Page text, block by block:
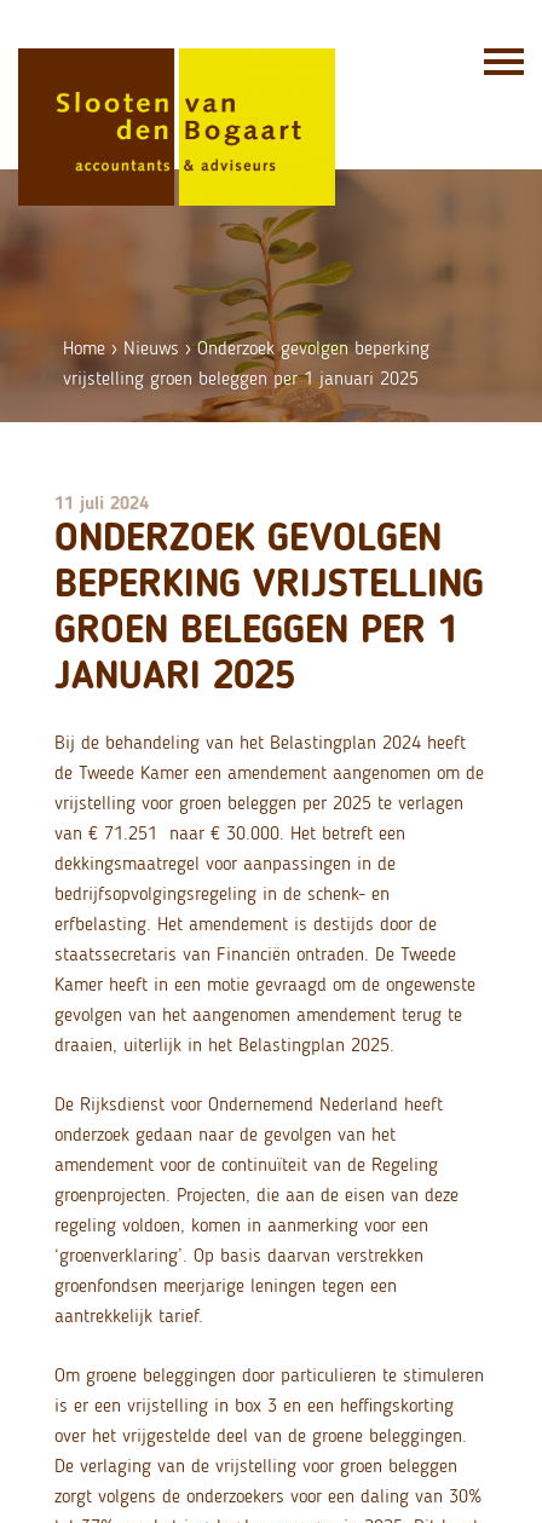
Home › Nieuws ›Onderzoek gevolgen beperking
vrijstelling groen beleggen per 1 januari 2025
11 juli 2024
ONDERZOEK GEVOLGEN
BEPERKING VRIJSTELLING
GROEN BELEGGEN PER 1
JANUARI 2025
Bij de behandeling van het Belastingplan 2024 heeft
de Tweede Kamer een amendement aangenomen om de
vrijstelling voor groen beleggen per 2025 te verlagen
van € 71.251 naar € 30.000. Het betreft een
dekkingsmaatregel voor aanpassingen in de
bedrijfsopvolgingsregeling in de schenk- en
erfbelasting. Het amendement is destijds door de
staatssecretaris van Financiën ontraden. De Tweede
Kamer heeft in een motie gevraagd om de ongewenste
gevolgen van het aangenomen amendement terug te
draaien, uiterlijk in het Belastingplan 2025.
De Rijksdienst voor Ondernemend Nederland heeft
onderzoek gedaan naar de gevolgen van het
amendement voor de continuïteit van de Regeling
groenprojecten. Projecten, die aan de eisen van deze
regeling voldoen, komen in aanmerking voor een
‘groenverklaring’. Op basis daarvan verstrekken
groenfondsen meerjarige leningen tegen een
aantrekkelijk tarief.
Om groene beleggingen door particulieren te stimuleren
is er een vrijstelling in box 3 en een heffingskorting
over het vrijgestelde deel van de groene beleggingen.
De verlaging van de vrijstelling voor groen beleggen
zorgt volgens de onderzoekers voor een daling van 30%